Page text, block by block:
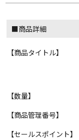
■商品詳細
【商品タイトル】
【数量】
【商品管理番号】
【セールスポイント】